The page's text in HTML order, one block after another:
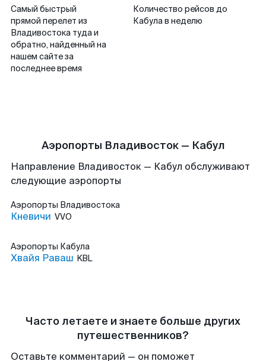
Самый быстрый
прямой перелет из
Владивостока туда и
обратно, найденный на
нашем сайте за
последнее время
Количество рейсов до
Кабула в неделю
Аэропорты Владивосток — Кабул
Направление Владивосток — Кабул обслуживают
следующие аэропорты
Аэропорты Владивостока
Кневичи VVO
Аэропорты Кабула
Хвайя Раваш KBL
Часто летаете и знаете больше других
путешественников?
Оставьте комментарий — он поможет